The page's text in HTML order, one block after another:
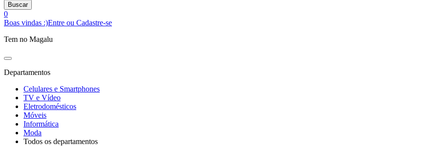
Buscar
0
Boas vindas :)Entre ou Cadastre-se
Tem no Magalu
Departamentos
Celulares e Smartphones
TV e Vídeo
Eletrodomésticos
Móveis
Informática
Moda
Todos os departamentos